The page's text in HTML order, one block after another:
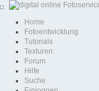
Home
Fotoentwicklung
Tutorials
Texturen
Forum
Hilfe
Suche